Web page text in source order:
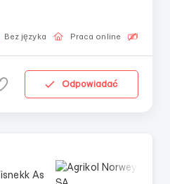
специалисты
сделка прошла без
Bez języka Praca online
Odpowiadać